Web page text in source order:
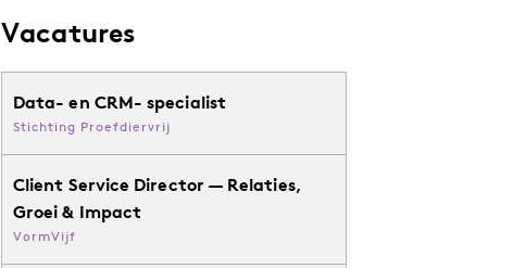
Vacatures
Data- en CRM- specialist
Stichting Proefdiervrij
Client Service Director — Relaties,
Groei & Impact
VormVijf